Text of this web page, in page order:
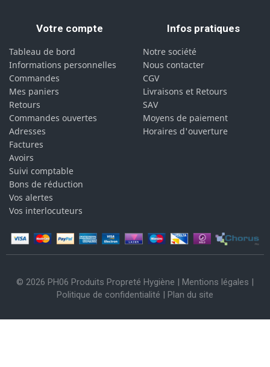
Votre compte
Tableau de bord
Informations personnelles
Commandes
Mes paniers
Retours
Commandes ouvertes
Adresses
Factures
Avoirs
Suivi comptable
Bons de réduction
Vos alertes
Vos interlocuteurs
Infos pratiques
Notre société
Nous contacter
CGV
Livraisons et Retours
SAV
Moyens de paiement
Horaires d'ouverture
© 2026 PH06 Produits Propreté Hygiène | Mentions légales
Politique de confidentialité
Plan du site